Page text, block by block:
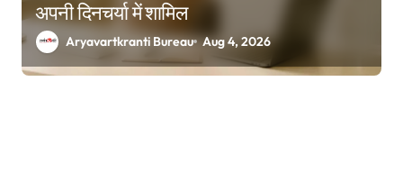
अपनी दिनचर्या में शामिल
Aryavartkranti Bureau Aug 4, 2026